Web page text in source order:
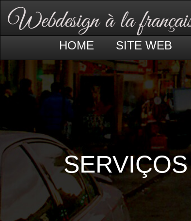
HOME SITE WEB